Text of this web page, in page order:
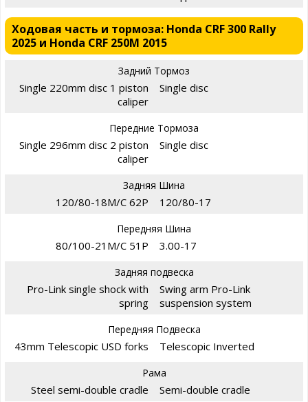
Ходовая часть и тормоза: Honda CRF 300 Rally
2025 и Honda CRF 250M 2015
Задний Тормоз
Single 220mm disc 1 piston
caliper
Single disc
Передние Тормоза
Single 296mm disc 2 piston
caliper
Single disc
Задняя Шина
120/80-18M/C 62P 120/80-17
Передняя Шина
80/100-21M/C 51P 3.00-17
Задняя подвеска
Pro-Link single shock with
spring
Swing arm Pro-Link
suspension system
Передняя Подвеска
43mm Telescopic USD forks Telescopic Inverted
Рама
Steel semi-double cradle Semi-double cradle